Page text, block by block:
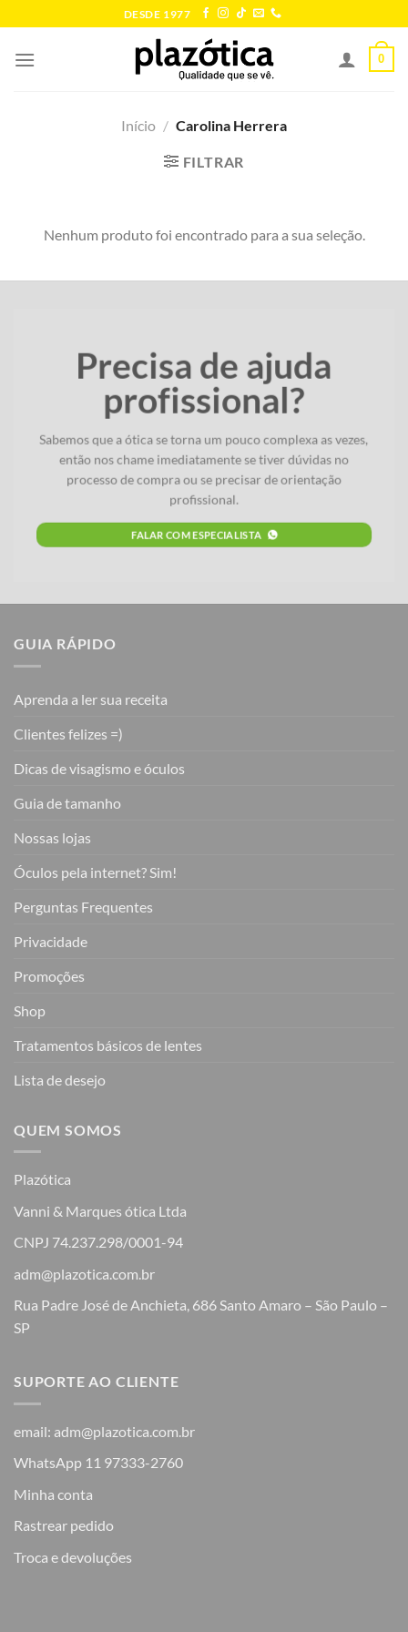
to
content
DESDE 1977
0
Início / Carolina Herrera
FILTRAR
Nenhum produto foi encontrado para a sua seleção.
Precisa de ajuda
profissional?
Sabemos que a ótica se torna um pouco complexa as vezes,
então nos chame imediatamente se tiver dúvidas no
processo de compra ou se precisar de orientação
profissional.
FALAR COM ESPECIALISTA
GUIA RÁPIDO
Aprenda a ler sua receita
Clientes felizes =)
Dicas de visagismo e óculos
Guia de tamanho
Nossas lojas
Óculos pela internet? Sim!
Perguntas Frequentes
Privacidade
Promoções
Shop
Tratamentos básicos de lentes
Lista de desejo
QUEM SOMOS
Plazótica
Vanni & Marques ótica Ltda
CNPJ 74.237.298/0001-94
adm@plazotica.com.br
Rua Padre José de Anchieta, 686 Santo Amaro – São Paulo –
SP
SUPORTE AO CLIENTE
email: adm@plazotica.com.br
WhatsApp 11 97333-2760
Minha conta
Rastrear pedido
Troca e devoluções